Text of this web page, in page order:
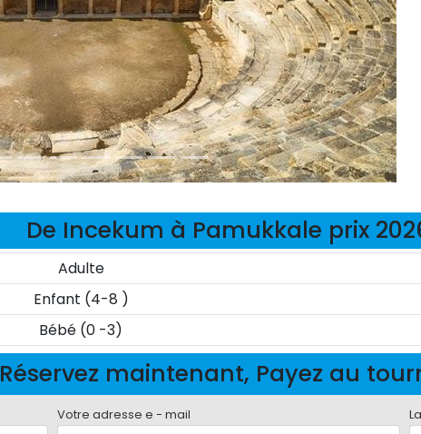
De Incekum à Pamukkale prix
Adulte
Enfant (4-8 )
Bébé (0 -3)
Réservez maintenant, Payez au
Votre adresse e - mail